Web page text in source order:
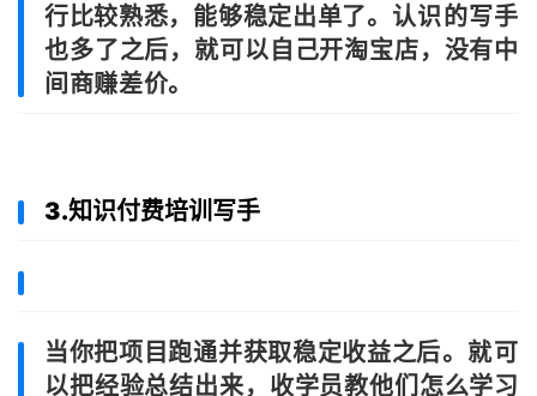
行比较熟悉，能够稳定出单了。 认识的写手
也多了之后，就可以自己开淘宝店，没有中
间商赚差价。
3.知识付费培训写手
当你把项目跑通并获取稳定收益之后。 就可
以把经验总结出来，收学员教他们怎么学习